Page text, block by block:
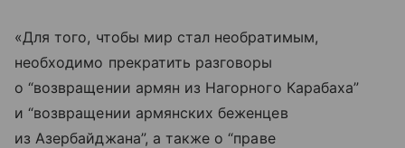
«Для того, чтобы мир стал необратимым,
необходимо прекратить разговоры
о “возвращении армян из Нагорного Карабаха”
и “возвращении армянских беженцев
из Азербайджана”, а также о “праве